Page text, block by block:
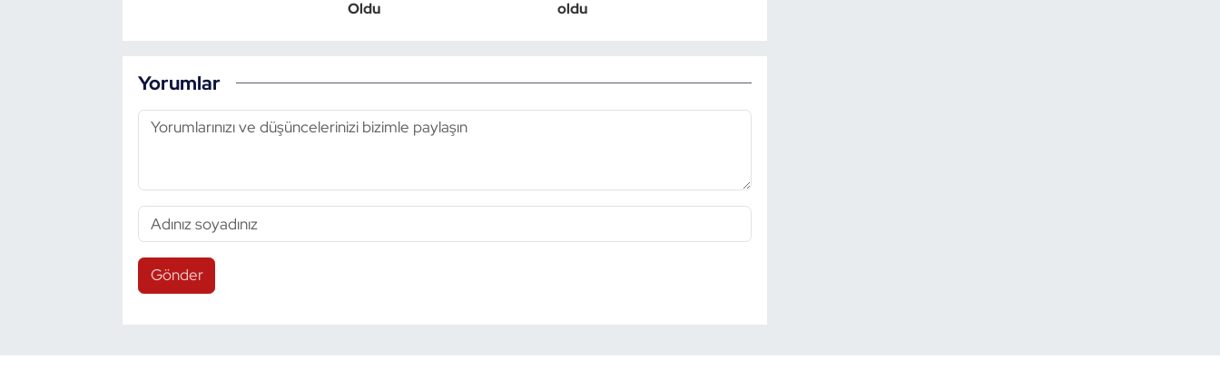
Oldu
oldu
Yorumlar
Gönder